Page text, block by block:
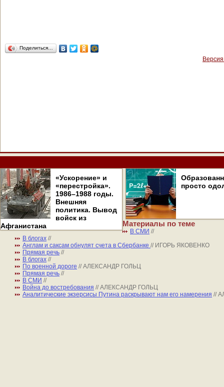
Поделиться…
«Ускорение» и
«перестройка».
1986–1988 годы.
Внешняя
политика. Вывод
войск из
Афганистана
просто
Материалы по теме
В СМИ //
В блогах //
Англам и саксам обнулят счета в Сбербанке // ИГОРЬ ЯКОВЕНКО
Прямая речь //
В блогах //
По военной дороге // АЛЕКСАНДР ГОЛЬЦ
Прямая речь //
В СМИ //
Война до востребования // АЛЕКСАНДР ГОЛЬЦ
Аналитические экзерсисы Путина раскрывают нам его намерения //